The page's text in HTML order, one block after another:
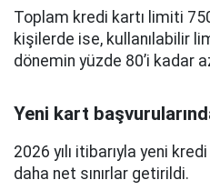
Toplam kredi kartı limiti
kişilerde ise, kullanılabilir
dönemin yüzde 80’i kadar
Yeni kart
2026 yılı itibarıyla yeni
daha net sınırlar getirildi.